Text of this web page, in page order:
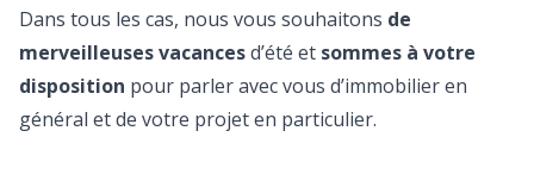
Dans tous les cas, nous vous souhaitons de
merveilleuses vacancesd’été et sommes à votre
disposition pour parler avec vous d’immobilier en
général et de votre projet en particulier.